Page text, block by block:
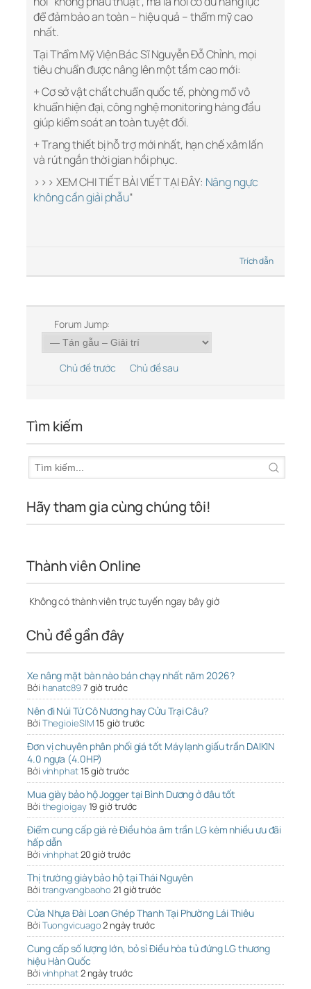
để đảm bảo an toàn – hiệu quả – thẩm mỹ cao
nhất.
Tại Thẩm Mỹ Viện Bác Sĩ Nguyễn Đỗ Chỉnh, mọi
tiêu chuẩn được nâng lên một tầm cao mới:
+ Cơ sở vật chất chuẩn quốc tế, phòng mổ vô
khuẩn hiện đại, công nghệ monitoring hàng đầu
giúp kiểm soát an toàn tuyệt đối.
+ Trang thiết bị hỗ trợ mới nhất, hạn chế xâm lấn
và rút ngắn thời gian hồi phục.
>>> XEM CHI TIẾT BÀI VIẾT TẠI ĐÂY: Nâng ngực
không cần giải phẫu“
Trích dẫn
Forum Jump:
Chủ đề trước Chủ đề sau
Tìm kiếm
Hãy tham gia cùng chúng tôi!
Thành viên Online
Không có thành viên trực tuyến ngay bây giờ
Chủ đề gần đây
Xe nâng mặt bàn nào bán chạy nhất năm 2026?
Bởi hanatc897 giờ trước
Nên đi Núi Tứ Cô Nương hay Cửu Trại Câu?
Bởi ThegioieSIM15 giờ trước
Đơn vị chuyên phân phối giá tốt Máy lạnh giấu trần DAIKIN
4.0 ngựa (4.0HP)
Bởi vinhphat15 giờ trước
Mua giày bảo hộ Jogger tại Bình Dương ở đâu tốt
Bởi thegioigay19 giờ trước
Điểm cung cấp giá rẻ Điều hòa âm trần LG kèm nhiều ưu đãi
hấp dẫn
Bởi vinhphat20 giờ trước
Thị trường giày bảo hộ tại Thái Nguyên
Bởi trangvangbaoho 21 giờ trước
Cửa Nhựa Đài Loan Ghép Thanh Tại Phường Lái Thiêu
Bởi Tuongvicuago2 ngày trước
Cung cấp số lượng lớn, bỏ sỉ Điều hòa tủ đứng LG thương
hiệu Hàn Quốc
Bởi vinhphat2 ngày trước